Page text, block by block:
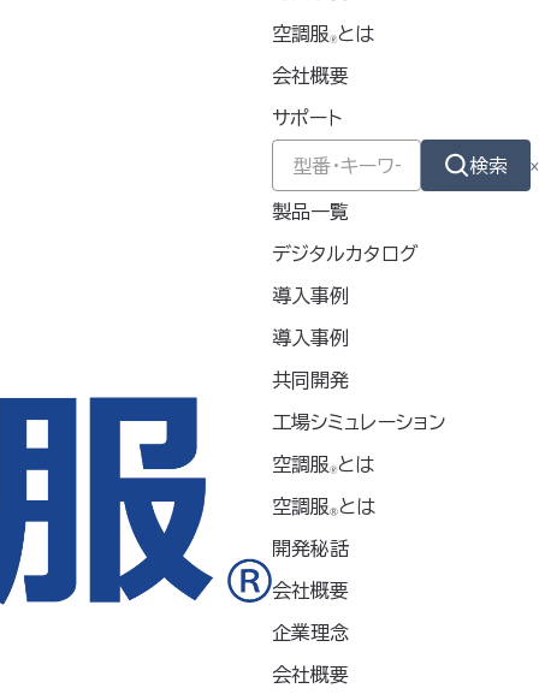
空調服🄬 とは
会社概要
サポート
検索
製品一覧
デジタルカタログ
導入事例
導入事例
共同開発
工場シミュレーション
空調服🄬 とは
空調服® とは
開発秘話
会社概要
企業理念
会社概要
2020
カテゴリー別アーカイブ
お知らせ